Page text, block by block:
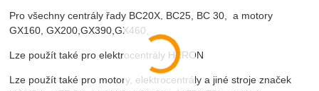
Pro všechny centrály řady BC20X, BC25, BC 30, a motory
GX160, GX200,GX390,GX460,
Lze použít také pro elektrocentrály HERON
Lze použít také pro motory, elektrocentrály a jiné stroje značek